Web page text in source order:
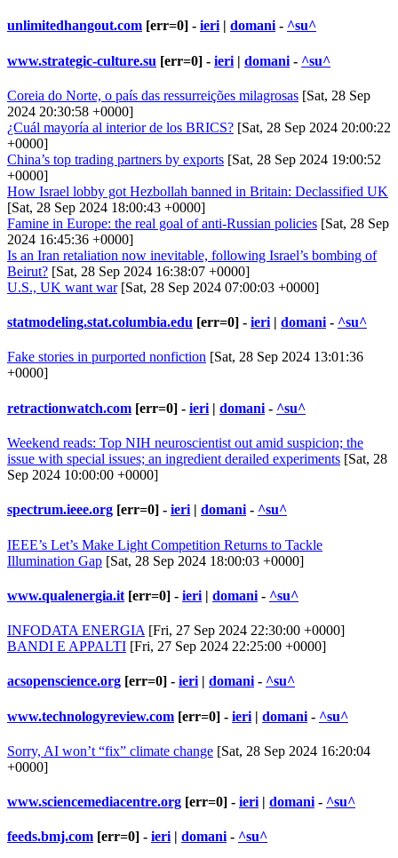
unlimitedhangout.com [err=0] - ieri| domani- ^su^
www.strategic-culture.su [err=0] - ieri | domani - ^su^
Coreia do Norte, o país das ressurreições milagrosas [Sat, 28 Sep
2024 20:30:58 +0000]
¿Cuál mayoría al interior de los BRICS? [Sat, 28 Sep 2024 20:00:22
+0000]
China’s top trading partners by exports [Sat, 28 Sep 2024 19:00:52
+0000]
How Israel lobby got Hezbollah banned in Britain: Declassified UK
[Sat, 28 Sep 2024 18:00:43 +0000]
Famine in Europe: the real goal of anti-Russian policies [Sat, 28 Sep
2024 16:45:36 +0000]
Is an Iran retaliation now inevitable, following Israel’s bombing of
Beirut? [Sat, 28 Sep 2024 16:38:07 +0000]
U.S., UK want war[Sat, 28 Sep 2024 07:00:03 +0000]
statmodeling.stat.columbia.edu [err=0] - ieri | domani - ^su^
Fake stories in purported nonfiction [Sat, 28 Sep 2024 13:01:36
+0000]
retractionwatch.com [err=0] - ieri | domani - ^su^
Weekend reads: Top NIH neuroscientist out amid suspicion; the
issue with special issues; an ingredient derailed experiments [Sat, 28
Sep 2024 10:00:00 +0000]
spectrum.ieee.org [err=0] - ieri | domani - ^su^
IEEE’s Let’s Make Light Competition Returns to Tackle
Illumination Gap [Sat, 28 Sep 2024 18:00:03 +0000]
www.qualenergia.it [err=0] - ieri | domani - ^su^
INFODATA ENERGIA [Fri, 27 Sep 2024 22:30:00 +0000]
BANDI E APPALTI [Fri, 27 Sep 2024 22:25:00 +0000]
acsopenscience.org [err=0] - ieri | domani - ^su^
www.technologyreview.com [err=0] - ieri | domani - ^su^
Sorry, AI won’t “fix” climate change [Sat, 28 Sep 2024 16:20:04
+0000]
www.sciencemediacentre.org [err=0] - ieri | domani - ^su^
feeds.bmj.com [err=0] - ieri | domani - ^su^